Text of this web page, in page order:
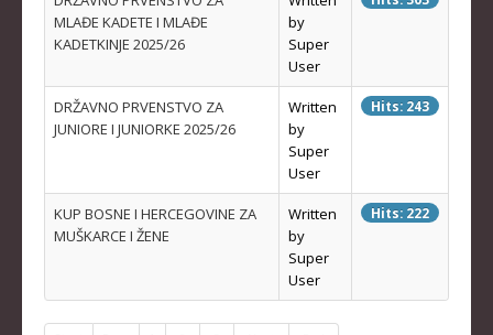
PRAVILNICI
OPŠTI DOKUMENTI
IZVJEŠTAJI I ZAPISNICI
KONTAKT
MLAĐE KADETE I MLAĐE
KADETKINJE 2025/26
by
Super
User
DRŽAVNO PRVENSTVO ZA
JUNIORE I JUNIORKE 2025/26
Written
by
Super
User
Hits: 243
KUP BOSNE I HERCEGOVINE ZA
MUŠKARCE I ŽENE
Written
by
Super
User
Hits: 222